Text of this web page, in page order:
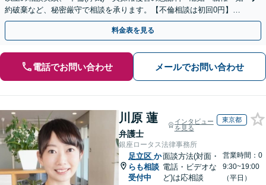
約破棄など、秘密厳守で相談を承ります。【不倫相談は初回0円】
【電話相談でご契約まで対応可/来所不要】
料金表を見る
電話でお問い合わせ メールでお問い合わせ
川原 蓮
弁護士
インタビュー
を見る
東京都
銀座ロータス法律事務所
足立区 か
らも相談
受付中
面談方法(対面・
電話・ビデオな
ど)は応相談
営業時間：0
9:30~19:00
（平日）